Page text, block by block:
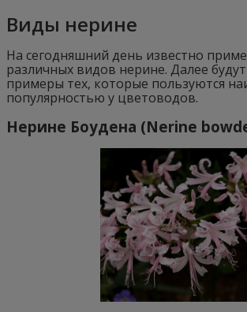
Виды нерине
На сегодняшний день известно
различных видов нерине. Далее
примеры тех, которые пользуются
популярностью у цветоводов.
Нерине Боудена (Nerine